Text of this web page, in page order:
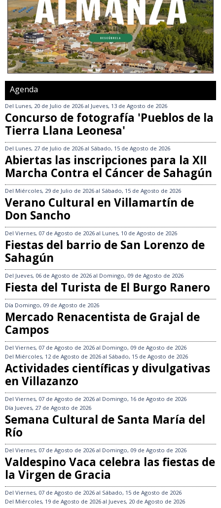
Agenda
Del Lunes, 20 de Julio de 2026 al Jueves, 13 de Agosto de 2026
Concurso de fotografía 'Pueblos de la
Tierra Llana Leonesa'
Del Lunes, 27 de Julio de 2026 al Sábado, 15 de Agosto de 2026
Abiertas las inscripciones para la XII
Marcha Contra el Cáncer de Sahagún
Del Miércoles, 29 de Julio de 2026 al Sábado, 15 de Agosto de 2026
Verano Cultural en Villamartín de
Don Sancho
Del Viernes, 07 de Agosto de 2026 al Lunes, 10 de Agosto de 2026
Fiestas del barrio de San Lorenzo de
Sahagún
Del Jueves, 06 de Agosto de 2026 al Domingo, 09 de Agosto de 2026
Fiesta del Turista de El Burgo Ranero
Día Domingo, 09 de Agosto de 2026
Mercado Renacentista de Grajal de
Campos
Del Viernes, 07 de Agosto de 2026 al Domingo, 09 de Agosto de 2026
Del Miércoles, 12 de Agosto de 2026 al Sábado, 15 de Agosto de 2026
Actividades científicas y divulgativas
en Villazanzo
Del Viernes, 07 de Agosto de 2026 al Domingo, 16 de Agosto de 2026
Día Jueves, 27 de Agosto de 2026
Semana Cultural de Santa María del
Río
Del Viernes, 07 de Agosto de 2026 al Domingo, 09 de Agosto de 2026
Valdespino Vaca celebra las fiestas de
la Virgen de Gracia
Del Viernes, 07 de Agosto de 2026 al Sábado, 15 de Agosto de 2026
Del Miércoles, 19 de Agosto de 2026 al Jueves, 20 de Agosto de 2026